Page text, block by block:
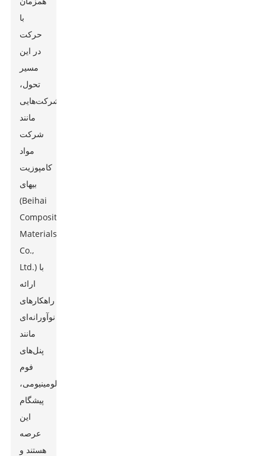
با
حرکت
در این
مسیر
تحول،
شرکت‌هایی
مانند
شرکت
مواد
کامپوزیت
بیهای
(Beihai
Composite
Materials
Co.,
Ltd.) با
ارائه
راهکارهای
نوآورانه‌ای
مانند
پنل‌های
فوم
آلومینیومی،
پیشگام
این
عرصه
هستند و